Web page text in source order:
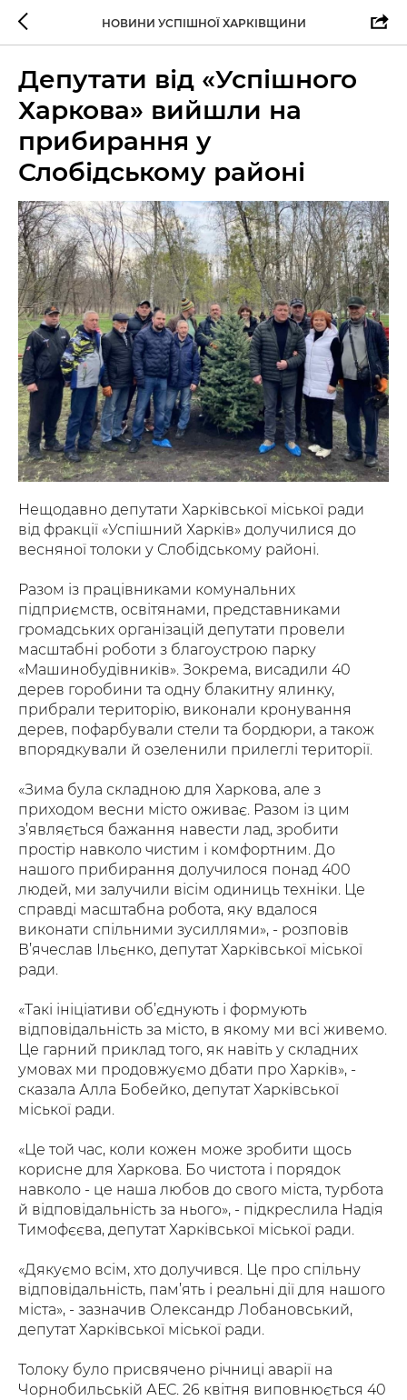
НОВИНИ УСПІШНОЇ ХАРКІВЩИНИ
Депутати від «Успішного
Харкова» вийшли на
прибирання у
Слобідському районі
Нещодавно депутати Харківської міської ради
від фракції «Успішний Харків» долучилися до
весняної толоки у Слобідському районі.
Разом із працівниками комунальних
підприємств, освітянами, представниками
громадських організацій депутати провели
масштабні роботи з благоустрою парку
«Машинобудівників». Зокрема, висадили 40
дерев горобини та одну блакитну ялинку,
прибрали територію, виконали кронування
дерев, пофарбували стели та бордюри, а також
впорядкували й озеленили прилеглі території.
«Зима була складною для Харкова, але з
приходом весни місто оживає. Разом із цим
з’являється бажання навести лад, зробити
простір навколо чистим і комфортним. До
нашого прибирання долучилося понад 400
людей, ми залучили вісім одиниць техніки. Це
справді масштабна робота, яку вдалося
виконати спільними зусиллями», - розповів
В’ячеслав Ільєнко, депутат Харківської міської
ради.
«Такі ініціативи об’єднують і формують
відповідальність за місто, в якому ми всі живемо.
Це гарний приклад того, як навіть у складних
умовах ми продовжуємо дбати про Харків», -
сказала Алла Бобейко, депутат Харківської
міської ради.
«Це той час, коли кожен може зробити щось
корисне для Харкова. Бо чистота і порядок
навколо - це наша любов до свого міста, турбота
й відповідальність за нього», - підкреслила Надія
Тимофєєва, депутат Харківської міської ради.
«Дякуємо всім, хто долучився. Це про спільну
відповідальність, пам’ять і реальні дії для нашого
міста», - зазначив Олександр Лобановський,
депутат Харківської міської ради.
Толоку було присвячено річниці аварії на
Чорнобильській АЕС. 26 квітня виповнюється 40